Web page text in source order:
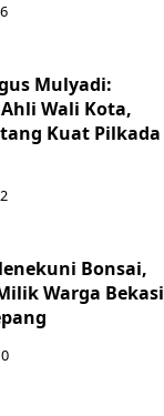
Mulyadi:
Wali Kota,
Kuat Pilkada
Bonsai,
Warga Bekasi